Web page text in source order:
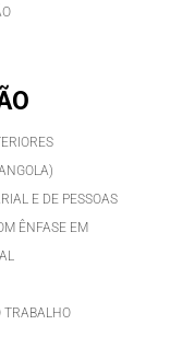
E DE PESSOAS
ÊNFASE EM
TRABALHO